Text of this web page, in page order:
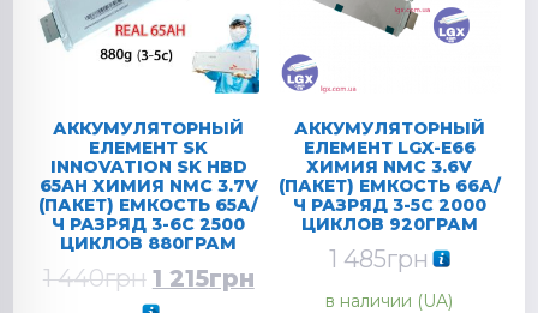
АККУМУЛЯТОРНЫЙ
ЕЛЕМЕНТ SK
INNOVATION SK HBD
65AH ХИМИЯ NMC 3.7V
(ПАКЕТ) ЕМКОСТЬ 65А/
Ч РАЗРЯД 3-6C 2500
ЦИКЛОВ 880ГРАМ
1 440грн 1 215грн
АККУМУЛЯТОРНЫЙ
ЕЛЕМЕНТ LGX-E66
ХИМИЯ NMC 3.6V
(ПАКЕТ) ЕМКОСТЬ 66А/
Ч РАЗРЯД 3-5C 2000
ЦИКЛОВ 920ГРАМ
1 485грн
в наличии (UA)